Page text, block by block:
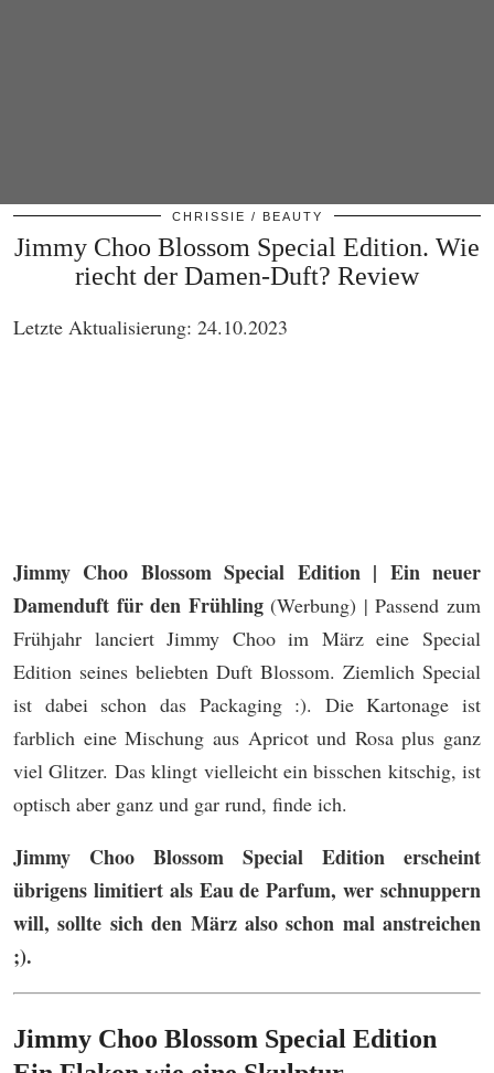
CHRISSIE BEAUTY
Jimmy Choo Blossom Special Edition. Wie
riecht der Damen-Duft? Review
Letzte Aktualisierung: 24.10.2023
Jimmy Choo Blossom Special Edition | Ein neuer
Damenduft für den Frühling (Werbung) | Passend zum
Frühjahr lanciert Jimmy Choo im März eine Special
Edition seines beliebten Duft Blossom. Ziemlich Special
ist dabei schon das Packaging :). Die Kartonage ist
farblich eine Mischung aus Apricot und Rosa plus ganz
viel Glitzer. Das klingt vielleicht ein bisschen kitschig, ist
optisch aber ganz und gar rund, finde ich.
Jimmy Choo Blossom Special Edition erscheint
übrigens limitiert als Eau de Parfum, wer schnuppern
will, sollte sich den März also schon mal anstreichen
;).
Jimmy Choo Blossom Special Edition